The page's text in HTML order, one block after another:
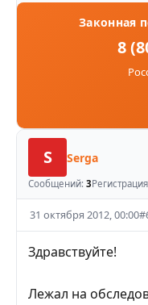
Законная
8
S Serga
Сообщений: 3
31 октября 2012, 00:00#
Здравствуйте!
Лежал на